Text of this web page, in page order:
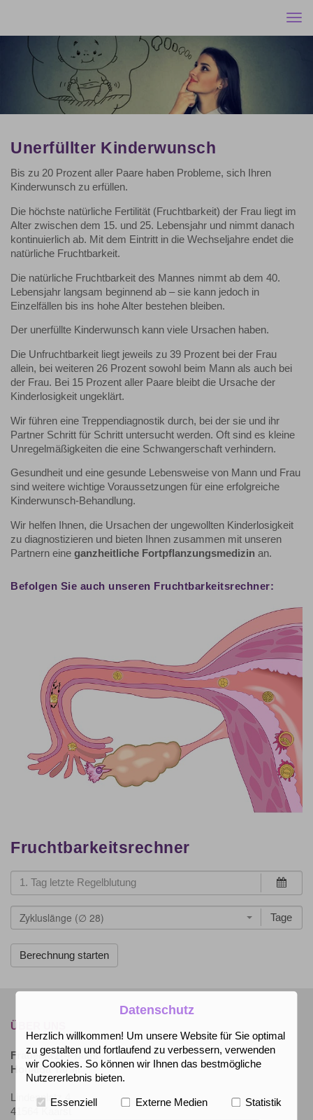
Unerfüllter Kinderwunsch
Bis zu 20 Prozent aller Paare haben Probleme, sich Ihren
Kinderwunsch zu erfüllen.
Die höchste natürliche Fertilität (Fruchtbarkeit) der Frau liegt im
Alter zwischen dem 15. und 25. Lebensjahr und nimmt danach
kontinuierlich ab. Mit dem Eintritt in die Wechseljahre endet die
natürliche Fruchtbarkeit.
Die natürliche Fruchtbarkeit des Mannes nimmt ab dem 40.
Lebensjahr langsam beginnend ab – sie kann jedoch in
Einzelfällen bis ins hohe Alter bestehen bleiben.
Der unerfüllte Kinderwunsch kann viele Ursachen haben.
Die Unfruchtbarkeit liegt jeweils zu 39 Prozent bei der Frau
allein, bei weiteren 26 Prozent sowohl beim Mann als auch bei
der Frau. Bei 15 Prozent aller Paare bleibt die Ursache der
Kinderlosigkeit ungeklärt.
Wir führen eine Treppendiagnostik durch, bei der sie und ihr
Partner Schritt für Schritt untersucht werden. Oft sind es kleine
Unregelmäßigkeiten die eine Schwangerschaft verhindern.
Gesundheit und eine gesunde Lebensweise von Mann und Frau
sind weitere wichtige Voraussetzungen für eine erfolgreiche
Kinderwunsch-Behandlung.
Wir helfen Ihnen, die Ursachen der ungewollten Kinderlosigkeit
zu diagnostizieren und bieten Ihnen zusammen mit unseren
Partnern eine ganzheitliche Fortpflanzungsmedizin an.
Befolgen Sie auch unseren Fruchtbarkeitsrechner:
Fruchtbarkeitsrechner
Zykluslänge (∅ 28) Tage
ÜBER UNS
Frauenarzt-Praxis
Houaida Taraji
Lindenplatz 4
41564 Kaarst
Datenschutz
Herzlich willkommen! Um unsere Website für Sie optimal
zu gestalten und fortlaufend zu verbessern, verwenden
wir Cookies. So können wir Ihnen das bestmögliche
Nutzererlebnis bieten.
Essenziell Externe Medien Statistik